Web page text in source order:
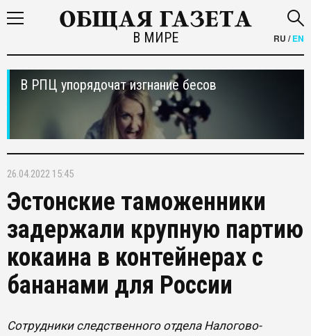
В МИРЕ RU /EN
В РПЦ упорядочат изгнание бесов
26.04.2022 15:45
Эстонские таможенники
задержали крупную партию
кокаина в контейнерах с
бананами для России
Сотрудники следственного отдела Налогово-